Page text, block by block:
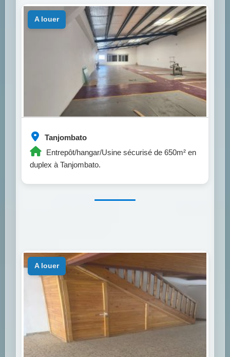
Tanjombato
Entrepôt/hangar/Usine sécurisé de 650m² en
duplex à Tanjombato.
a louer
a louer